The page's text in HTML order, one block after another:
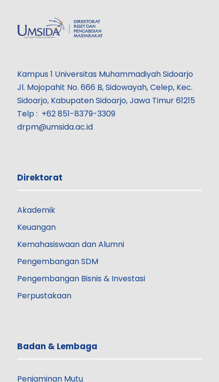
Kampus 1 Universitas Muhammadiyah Sidoarjo
Jl. Mojopahit No. 666 B, Sidowayah, Celep, Kec.
Sidoarjo, Kabupaten Sidoarjo, Jawa Timur 61215
Telp : +62 851-8379-3309
drpm@umsida.ac.id
Direktorat
Akademik
Keuangan
Kemahasiswaan dan Alumni
Pengembangan SDM
Pengembangan Bisnis & Investasi
Perpustakaan
Badan & Lembaga
Penjaminan Mutu